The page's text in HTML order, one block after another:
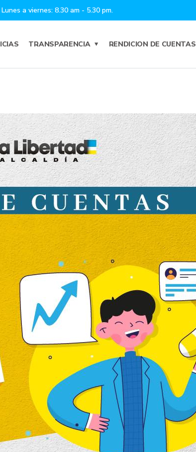
Lunes a viernes: 8.30 am - 5.30 pm.
TRANSPARENCIA RENDICION DE CUENTAS